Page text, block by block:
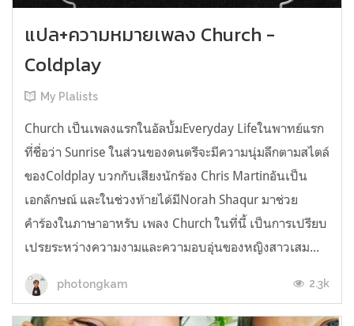
แปล+ความหมายเพลง Church -
Coldplay
My Plalists
Church เป็นเพลงแรกในอัลบั้มEveryday Lifeในพาทย์แรก
ที่ชื่อว่า Sunrise ในส่วนของดนตรีจะมีความนุ่มลึกตามสไตล์
ของColdplay บวกกับเสียงนักร้อง Chris Martinอันเป็น
เอกลักษณ์ และในช่วงท้ายได้มีNorah Shaqur มาช่วย
คำร้องในภาษาอาหรับ เพลง Church ในที่นี้ เป็นการเปรียบ
เปรยระหว่างความงามและความอบอุ่นของหญิงสาวเสม...
photongkam 2.3k